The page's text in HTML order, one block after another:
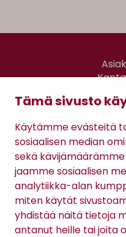
Tämä sivusto
Käytämme evästeitä
sosiaalisen median
sekä kävijämäärämme
jaamme sosiaalisen
analytiikka-alan
miten käytät
yhdistää näitä tietoja
antanut heille tai joita
Gomee